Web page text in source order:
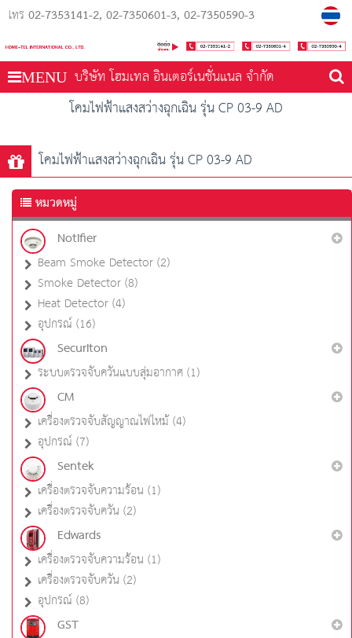
โทร 02-7353141-2 02-7350601-3 02-7350590-3
MENU บริษัท โฮมเทล อินเตอร์เนชั่นแนล จำกัด
โคมไฟฟ้าแสงสว่างฉุกเฉิน รุ่น CP 03-9 AD
โคมไฟฟ้าแสงสว่างฉุกเฉิน รุ่น CP 03-9 AD
หมวดหมู่
Notifier
Beam Smoke Detector (2)
Smoke Detector (8)
Heat Detector (4)
อุปกรณ์ (16)
Securiton
ระบบตรวจจับควันแบบสุ่มอากาศ (1)
CM
เครื่องตรวจจับสัญญาณไฟไหม้ (4)
อุปกรณ์ (7)
Sentek
เครื่องตรวจจับความร้อน (1)
เครื่องตรวจจับควัน (2)
Edwards
เครื่องตรวจจับความร้อน (1)
เครื่องตรวจจับควัน (2)
อุปกรณ์ (8)
GST